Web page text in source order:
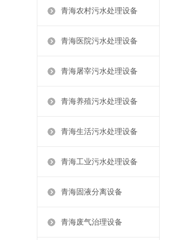
青海农村污水处理设备
青海医院污水处理设备
青海屠宰污水处理设备
青海养殖污水处理设备
青海生活污水处理设备
青海工业污水处理设备
青海固液分离设备
青海废气治理设备